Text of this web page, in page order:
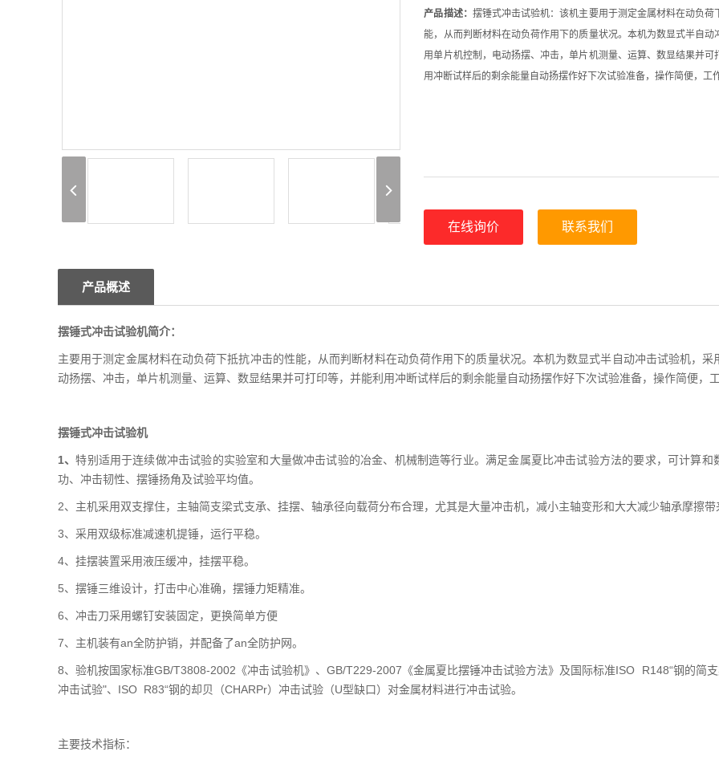
产品描述： 摆锤式冲击试验机：该机主要用于测定金属材料在动负荷
能，从而判断材料在动负荷作用下的质量状况。本机为数显式半自动
用单片机控制，电动扬摆、冲击，单片机测量、运算、数显结果并可
用冲断试样后的剩余能量自动扬摆作好下次试验准备，操作简便，工
在线询价 联系我们
产品概述
摆锤式冲击试验机简介：
主要用于测定金属材料在动负荷下抵抗冲击的性能，从而判断材料在动负荷作用下的质量状况。本机为数显式半自动冲击试验机，采
动扬摆、冲击，单片机测量、运算、数显结果并可打印等，并能利用冲断试样后的剩余能量自动扬摆作好下次试验准备，操作简便，工
摆锤式冲击试验机
1、特别适用于连续做冲击试验的实验室和大量做冲击试验的冶金、机械制造等行业。满足金属夏比冲击试验方法的要求，可计算和
功、冲击韧性、摆锤扬角及试验平均值。
2、主机采用双支撑住，主轴简支梁式支承、挂摆、轴承径向载荷分布合理，尤其是大量冲击机，减小主轴变形和大大减少轴承摩擦带
3、采用双级标准减速机提锤，运行平稳。
4、挂摆装置采用液压缓冲，挂摆平稳。
5、摆锤三维设计，打击中心准确，摆锤力矩精准。
6、冲击刀采用螺钉安装固定，更换简单方便
7、主机装有an全防护销，并配备了an全防护网。
8、验机按国家标准GB/T3808-2002《冲击试验机》、GB/T229-2007《金属夏比摆锤冲击试验方法》及国际标准ISO R148“钢的简支
冲击试验"、ISO R83“钢的却贝（CHARPr）冲击试验（U型缺口）对金属材料进行冲击试验。
主要技术指标：